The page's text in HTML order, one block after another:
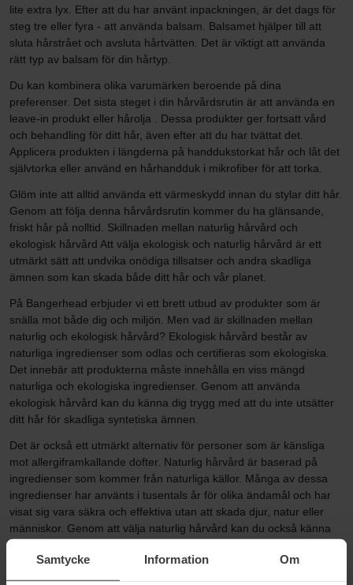
Samtycke Information Om
lite extra lyx. Efter att du har använt inpackningen, är det dags för
steg tre eller fyra - att använda balsam. Balsamet hjälper till att
sluta hårstrået och avsluta hårtvätten. Det är viktigt att använda
rätt typ av balsam för din hårtyp.
Du kan kombinera olika varumärken beroende på dina
preferenser. Det sista steget i din hårvårdsrutin är att använda en
leave-in produkt eller hårolja . Dessa produkter ger fortsatt vård
och behandling för ditt hår, även efter att du har tvättat det.
Applicera produkten i längderna på handdukstorkat hår och låt det
självtorka eller använd en hårhandduk i mikrofiber för att torka.
Glöm inte att alltid använda ett värmeskydd innan du stylar ditt hår.
Genom att följa denna hårvårdsrutin kommer du ha glänsande,
friskt hår på nolltid. Skillnaden mellan naturlig hårvård och
ekologisk hårvård Att välja ekologisk och naturlig hårvård är ett
utmärkt sätt att undvika onödiga tillsatser och andra skadliga
ämnen som kan skada både ditt hår och vår planet.
På Bangerhead erbjuder vi ett brett utbud av produkter som är
snälla mot både dig och miljön. Men vad är skillnaden mellan
naturlig och ekologisk hårvård? Ekologisk hårvård består av
naturliga ingredienser som odlas och certifieras som ekologiska.
Det innebär att produkterna måste innehålla en viss mängd
naturliga och ekologiska ingredienser. Genom att använda
ekologisk hårvård kan du känna dig trygg med att du inte utsätter
ditt hår för skadliga syntetiska ämnen.
Det är också ett utmärkt alternativ för personer som är känsliga
mot allergiframkallande dofter. Naturlig hårvård är baserad på
ingredienser som kommer från naturliga källor. Många av dessa
ingredienser har använts i tusentals år för olika ändamål och har
visat sig vara säkra och effektiva utan att skada djur, natur eller
människor. Genom att välja naturlig hårvård kan du också känna